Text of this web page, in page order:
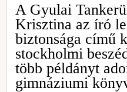
A Gyulai
Krisztina az író
biztonsága című
stockholmi
több példányt
gimnáziumi